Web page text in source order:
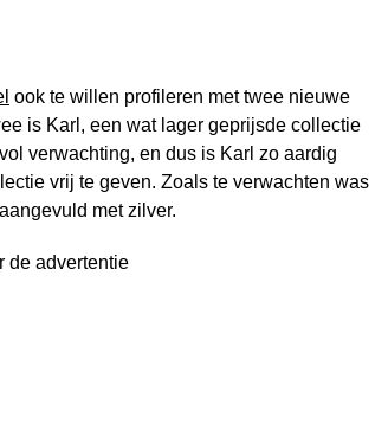
ook te willen profileren met twee nieuwe
is Karl, een wat lager geprijsde collectie
verwachting, en dus is Karl zo aardig
vrij te geven. Zoals te verwachten was
met zilver.
de advertentie